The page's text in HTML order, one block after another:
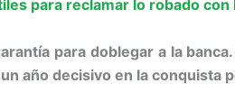
para reclamar lo robado con
para doblegar a la
año decisivo en la conquista